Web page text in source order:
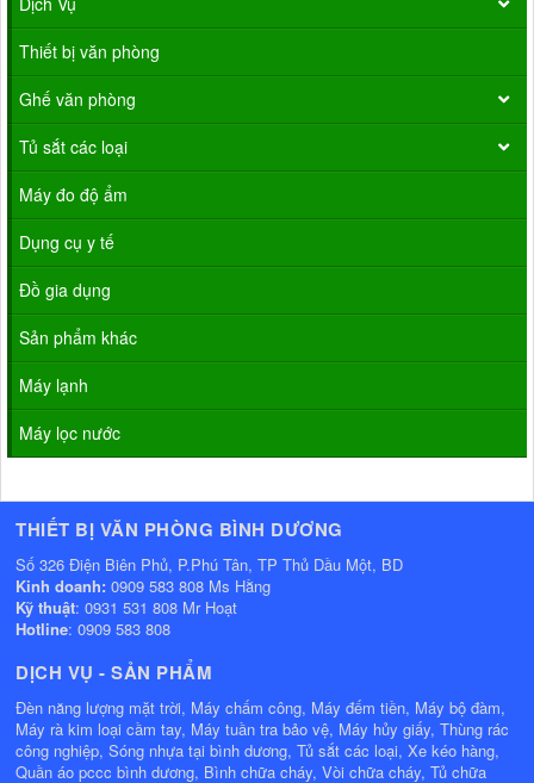
Thiết bị văn phòng
Ghế văn phòng
Tủ sắt các loại
Máy đo độ ẩm
Dụng cụ y tế
Đồ gia dụng
Sản phẩm khác
Máy lạnh
Máy lọc nước
THIẾT BỊ VĂN PHÒNG BÌNH DƯƠNG
Số 326 Điện Biên Phủ, P.Phú Tân, TP Thủ Dầu Một, BD
Kinh doanh: 0909 583 808 Ms Hằng
Kỹ thuật: 0931 531 808 Mr Hoạt
Hotline: 0909 583 808
DỊCH VỤ - SẢN PHẨM
Đèn năng lượng mặt trời, Máy chấm công, Máy đếm tiền, Máy bộ đàm,
Máy rà kim loại cầm tay, Máy tuần tra bảo vệ, Máy hủy giấy, Thùng rác
công nghiệp, Sóng nhựa tại bình dương, Tủ sắt các loại, Xe kéo hàng,
Quần áo pccc bình dương, Bình chữa cháy, Vòi chữa cháy, Tủ chữa